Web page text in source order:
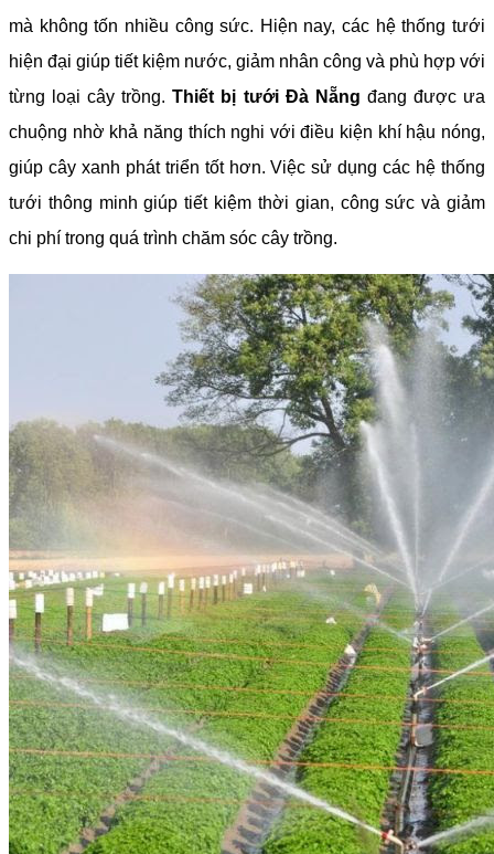
mà không tốn nhiều công sức. Hiện nay, các hệ thống tưới
hiện đại giúp tiết kiệm nước, giảm nhân công và phù hợp với
từng loại cây trồng.Thiết bị tưới Đà Nẵng đang được ưa
chuộng nhờ khả năng thích nghi với điều kiện khí hậu nóng,
giúp cây xanh phát triển tốt hơn. Việc sử dụng các hệ thống
tưới thông minh giúp tiết kiệm thời gian, công sức và giảm
chi phí trong quá trình chăm sóc cây trồng.